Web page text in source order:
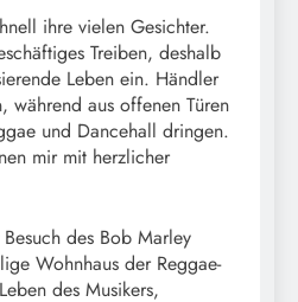
ihre vielen Gesichter.
Treiben, deshalb
Leben ein. Händler
während aus offenen Türen
und Dancehall dringen.
mir mit herzlicher
des Bob Marley
Wohnhaus der Reggae-
des Musikers,